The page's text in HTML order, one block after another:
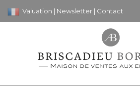
Valuation | Newsletter | Contact